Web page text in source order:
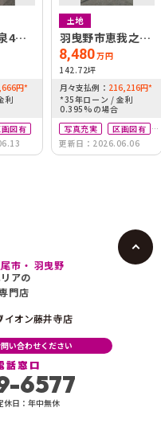
4丁
円*
利
図有
土地
羽曳野市恵我之荘
2丁目
8,480万円
142.72坪
月々支払例： 216,216円*
*35年ローン / 金利
0.395%の場合
写真充実
区画図有
駅徒歩10分以内
更新日：2026.06.06
市・ 羽曳野
アの
門店
イオン藤井寺店
い合わせください
話窓口
6577
休日：年中無休